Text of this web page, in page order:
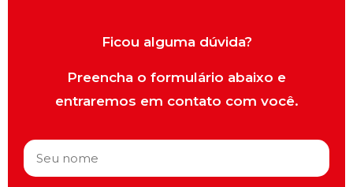
Ficou alguma dúvida?
Preencha o formulário abaixo e
entraremos em contato com você.